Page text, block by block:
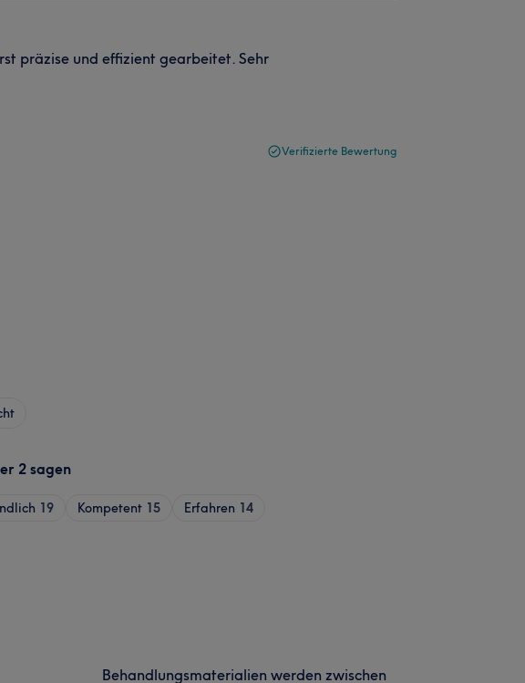
präzise und effizient gearbeitet. Sehr
Verifizierte Bewertung
2 sagen
19 Kompetent 15 Erfahren 14
Behandlungsmaterialien werden zwischen